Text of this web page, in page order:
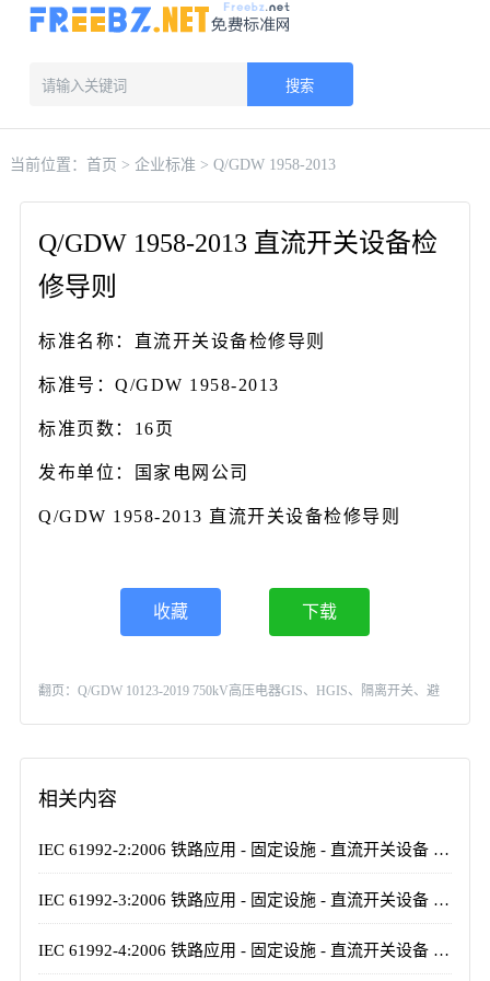
搜索
当前位置： 首页 > 企业标准 > Q/GDW 1958-2013
Q/GDW 1958-2013 直流开关设备检
修导则
标准名称：直流开关设备检修导则
标准号：Q/GDW 1958-2013
标准页数：16页
发布单位：国家电网公司
Q/GDW 1958-2013 直流开关设备检修导则
收藏 下载
翻页：Q/GDW 10123-2019 750kV高压电器GIS、HGIS、隔离开关、避
相关内容
IEC 61992-2:2006 铁路应用 - 固定设施 - 直流开关设备 - 第2部分：直流断路器
IEC 61992-3:2006 铁路应用 - 固定设施 - 直流开关设备 - 第3部分：户内直流隔离开关、隔离负荷开关和接地开关
IEC 61992-4:2006 铁路应用 - 固定设施 - 直流开关设备 - 第4部分：户外直流隔离开关、隔离负荷开关和接地开关